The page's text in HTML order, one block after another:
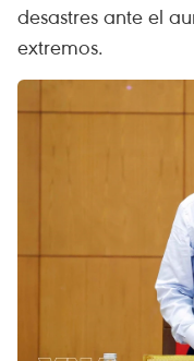
desastres ante el
extremos.